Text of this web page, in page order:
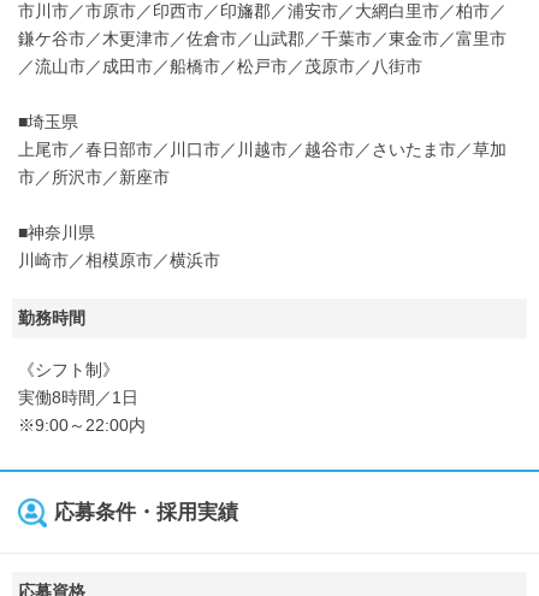
市川市／市原市／印西市／印旛郡／浦安市／大網白里市／柏市／
鎌ケ谷市／木更津市／佐倉市／山武郡／千葉市／東金市／富里市
／流山市／成田市／船橋市／松戸市／茂原市／八街市
■埼玉県
上尾市／春日部市／川口市／川越市／越谷市／さいたま市／草加
市／所沢市／新座市
■神奈川県
川崎市／相模原市／横浜市
勤務時間
《シフト制》
実働8時間／1日
※9:00～22:00内
応募条件・採用実績
応募資格